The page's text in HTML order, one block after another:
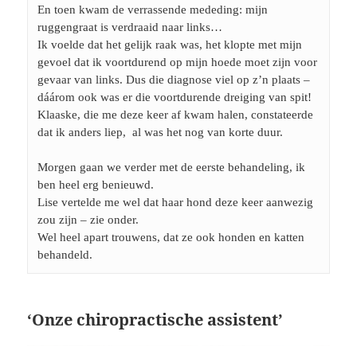
En toen kwam de verrassende mededing: mijn
ruggengraat is verdraaid naar links…
Ik voelde dat het gelijk raak was, het klopte met mijn
gevoel dat ik voortdurend op mijn hoede moet zijn voor
gevaar van links. Dus die diagnose viel op z’n plaats –
dáárom ook was er die voortdurende dreiging van spit!
Klaaske, die me deze keer af kwam halen, constateerde
dat ik anders liep,  al was het nog van korte duur.
Morgen gaan we verder met de eerste behandeling, ik
ben heel erg benieuwd.
Lise vertelde me wel dat haar hond deze keer aanwezig
zou zijn – zie onder.
Wel heel apart trouwens, dat ze ook honden en katten
behandeld.
‘Onze chiropractische assistent’